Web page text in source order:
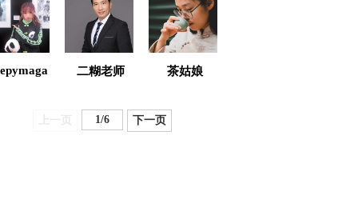
二糊老师 茶姑娘
1/6 下一页